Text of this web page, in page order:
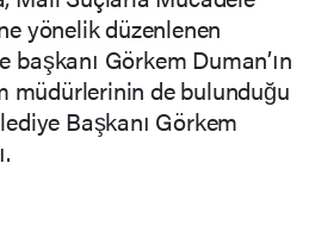
yönelik düzenlenen
Görkem Duman’ın
müdürlerinin de bulunduğu
Başkanı Görkem